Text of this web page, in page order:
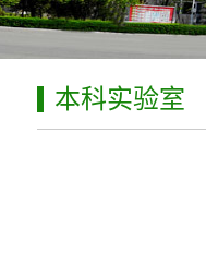
本科实验室